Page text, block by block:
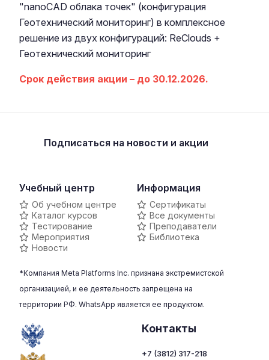
"nanoCAD облака точек" (конфигурация
Геотехнический мониторинг) в комплексное
решение из двух конфигураций: ReClouds +
Геотехнический мониторинг
Cрок действия акции – до 30.12.2026.
Подписаться на новости и акции
Учебный центр
Об учебном центре
Каталог курсов
Тестирование
Мероприятия
Новости
Информация
Сертификаты
Все документы
Преподаватели
Библиотека
*Компания Meta Platforms Inc. признана экстремистской
организацией, и ее деятельность запрещена на
территории РФ. WhatsApp является ее продуктом.
Контакты
+7 (3812) 317-218